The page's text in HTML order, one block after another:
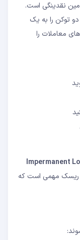
نقدینگی است.
توکن را به یک
معاملات را
Impermanent
ریسک مهمی است که